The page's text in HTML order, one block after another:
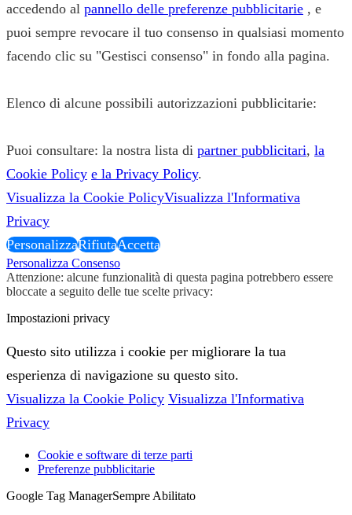
accedendo al pannello delle preferenze pubblicitarie , e
puoi sempre revocare il tuo consenso in qualsiasi momento
facendo clic su "Gestisci consenso" in fondo alla pagina.
Elenco di alcune possibili autorizzazioni pubblicitarie:
Puoi consultare: la nostra lista di partner pubblicitari, la
Cookie Policy e la Privacy Policy.
Visualizza la Cookie PolicyVisualizza l'Informativa
Privacy
PersonalizzaRifiutaAccetta
Personalizza Consenso
Attenzione: alcune funzionalità di questa pagina potrebbero essere
bloccate a seguito delle tue scelte privacy:
Impostazioni privacy
Questo sito utilizza i cookie per migliorare la tua
esperienza di navigazione su questo sito.
Visualizza la Cookie Policy Visualizza l'Informativa
Privacy
Cookie e software di terze parti
Preferenze pubblicitarie
Google Tag ManagerSempre Abilitato